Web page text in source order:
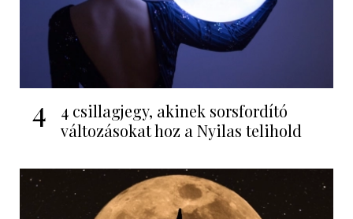
4
4 csillagjegy, akinek sorsfordító
változásokat hoz a Nyilas telihold